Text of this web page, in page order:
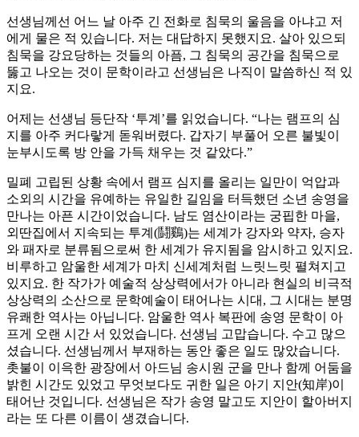
선생님께선 어느 날 아주 긴 전화로 침묵의 울음을 아냐고 저
에게 물은 적 있습니다. 저는 대답하지 못했지요. 살아 있으되
침묵을 강요당하는 것들의 아픔, 그 침묵의 공간을 침묵으로
뚫고 나오는 것이 문학이라고 선생님은 나직이 말씀하신 적 있
지요.
어제는 선생님 등단작 ‘투계’를 읽었습니다. “나는 램프의 심
지를 아주 커다랗게 돋워버렸다. 갑자기 부풀어 오른 불빛이
눈부시도록 방 안을 가득 채우는 것 같았다.”
밀폐 고립된 상황 속에서 램프 심지를 올리는 일만이 억압과
소외의 시간을 유예하는 유일한 길임을 터득했던 소년 송영을
만나는 아픈 시간이었습니다. 남도 염산이라는 궁핍한 마을,
외딴집에서 지속되는 투계(鬪鷄)는 세계가 강자와 약자, 승자
와 패자로 분류됨으로써 한 세계가 유지됨을 암시하고 있지요.
비루하고 암울한 세계가 마치 신세계처럼 느릿느릿 펼쳐지고
있지요. 한 작가가 예술적 상상력에서가 아니라 현실의 비극적
상상력의 소산으로 문학예술이 태어나는 시대, 그 시대는 분명
유쾌한 역사는 아닙니다. 암울한 역사 복판에 송영 문학이 아
프게 오랜 시간 서 있었습니다. 선생님 고맙습니다. 수고 많으
셨습니다. 선생님께서 부재하는 동안 좋은 일도 많았습니다.
촛불이 이윽한 광장에서 아드님 송시원 군을 만나 함께 어둠을
밝힌 시간도 있었고 무엇보다도 귀한 일은 아기 지안(知岸)이
태어난 것입니다. 선생님은 작가 송영 말고도 지안이 할아버지
라는 또 다른 이름이 생겼습니다.